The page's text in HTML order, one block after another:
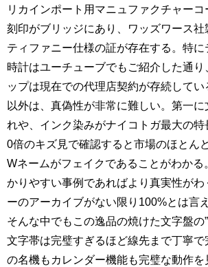
リカインポート用マニュファクチャーコ
刻印がブリッジにあり、ワッズワース社
ティファニー仕様の証が存在する。特
時計はユーチューブでもご紹介した通り
ップは現在での代理店契約が存続してい
以外は、真偽性が非常に難しい。第一
れや、インク染みがナイコトガ最大の
0倍のキズ見で確認すると市場のほとん
Wネームがフェイクであることがわかる
かりやすい事例であればより真実性がわ
ーのアーカイブがない限り100%とは言
そんな中でもこの逸品の焼けた文字盤の
文字帯は完璧すぎるほど線先まで丁寧
の名機もカレンダー機能も完璧な動作を